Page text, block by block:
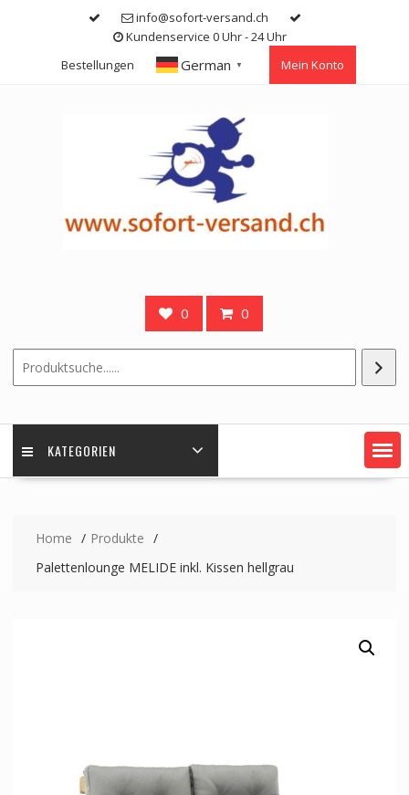
info@sofort-versand.ch
Kundenservice 0 Uhr - 24 Uhr
Bestellungen
German ▼ Mein Konto
0 0
KATEGORIEN
Home
Produkte
Palettenlounge MELIDE inkl. Kissen hellgrau